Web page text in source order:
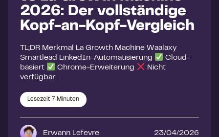
2026: Der vollständige
Kopf-an-Kopf-Vergleich
TL;DR Merkmal La Growth Machine Waalaxy
Smartlead LinkedIn-Automatisierung
Cloud-
basiert
Chrome-Erweiterung
Nicht
verfügbar…
Lesezeit 7 Minuten
Erwann Lefevre 23/04/2026